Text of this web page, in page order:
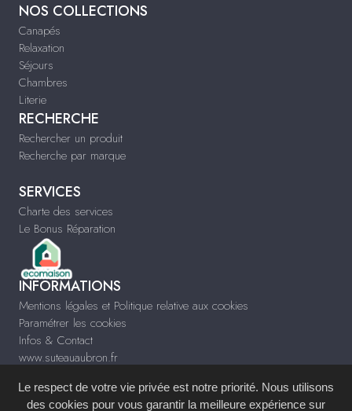
NOS COLLECTIONS
Canapés
Relaxation
Séjours
Chambres
Literie
RECHERCHE
Rechercher un produit
Recherche par marque
SERVICES
Charte des services
Le Bonus Réparation
INFORMATIONS
Mentions légales et Politique relative aux cookies
Paramétrer les cookies
Infos & Contact
www.suteauaubron.fr
Le respect de votre vie privée est notre priorité. Nous utilisons
des cookies pour vous garantir la meilleure expérience sur